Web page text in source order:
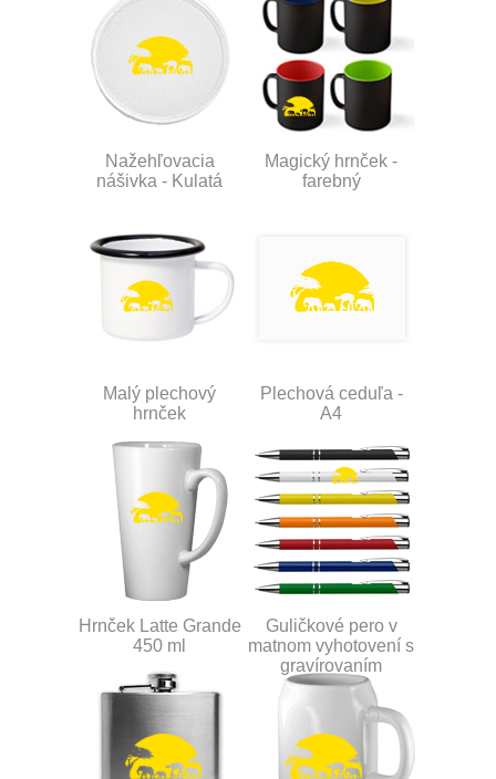
Nažehľovacia
nášivka - Kulatá
Magický hrnček -
farebný
Malý plechový
hrnček
Plechová ceduľa -
A4
Hrnček Latte Grande
450 ml
Guličkové pero v
matnom vyhotovení s
gravírovaním